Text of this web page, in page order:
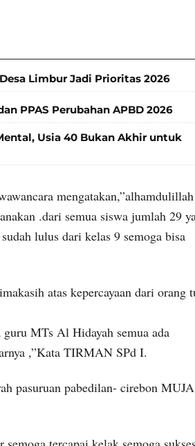
Limbur Jadi Prioritas 2026
PPAS Perubahan APBD 2026
Usia 40 Bukan Akhir untuk
mengatakan,”alhamdulillah
.dari semua siswa jumlah 29
lulus dari kelas 9 semoga bisa
atas kepercayaan dari orang
MTs Al Hidayah semua ada
,”Kata TIRMAN SPd I.
pasuruan pabedilan- cirebon MUJA